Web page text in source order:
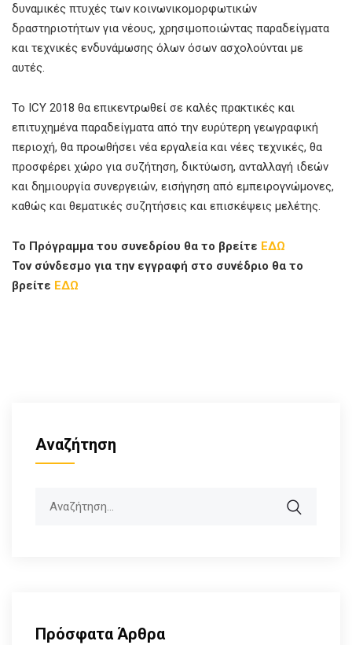
δυναμικές πτυχές των κοινωνικομορφωτικών
δραστηριοτήτων για νέους, χρησιμοποιώντας παραδείγματα
και τεχνικές ενδυνάμωσης όλων όσων ασχολούνται με
αυτές.
Το ICY 2018 θα επικεντρωθεί σε καλές πρακτικές και
επιτυχημένα παραδείγματα από την ευρύτερη γεωγραφική
περιοχή, θα προωθήσει νέα εργαλεία και νέες τεχνικές, θα
προσφέρει χώρο για συζήτηση, δικτύωση, ανταλλαγή ιδεών
και δημιουργία συνεργειών, εισήγηση από εμπειρογνώμονες,
καθώς και θεματικές συζητήσεις και επισκέψεις μελέτης.
Το Πρόγραμμα του συνεδρίου θα το βρείτε ΕΔΩ
Τον σύνδεσμο για την εγγραφή στο συνέδριο θα το
βρείτε ΕΔΩ
Αναζήτηση
Πρόσφατα Άρθρα